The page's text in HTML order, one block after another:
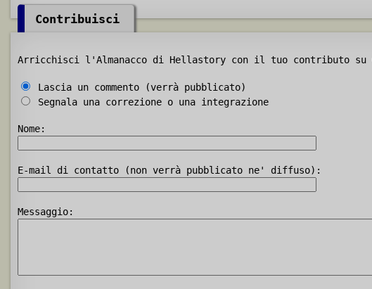
Contribuisci
Arricchisci l'Almanacco di Hellastory con il tuo contributo su
Lascia un commento (verrà pubblicato)
Segnala una correzione o una integrazione
Nome:
E-mail di contatto (non verrà pubblicato ne' diffuso):
Messaggio: